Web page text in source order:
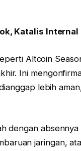
Katalis Internal
Altcoin
Ini
lebih
dengan
jaringan,